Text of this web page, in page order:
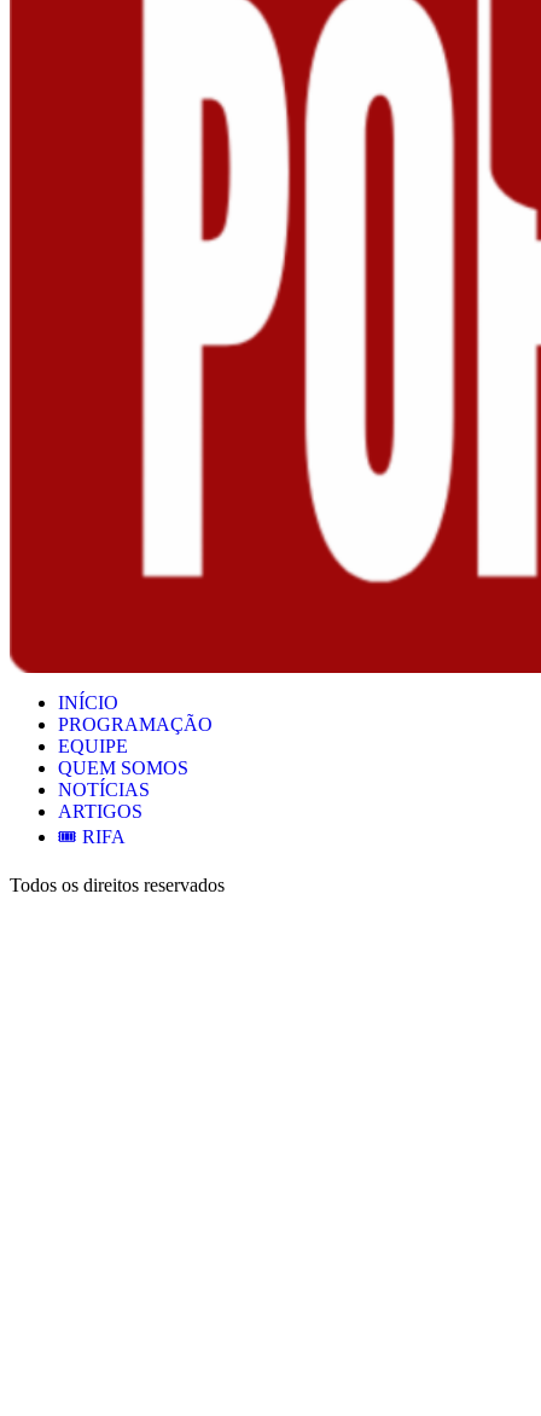
INÍCIO
PROGRAMAÇÃO
EQUIPE
QUEM SOMOS
NOTÍCIAS
ARTIGOS
🎟️ RIFA
Todos os direitos reservados